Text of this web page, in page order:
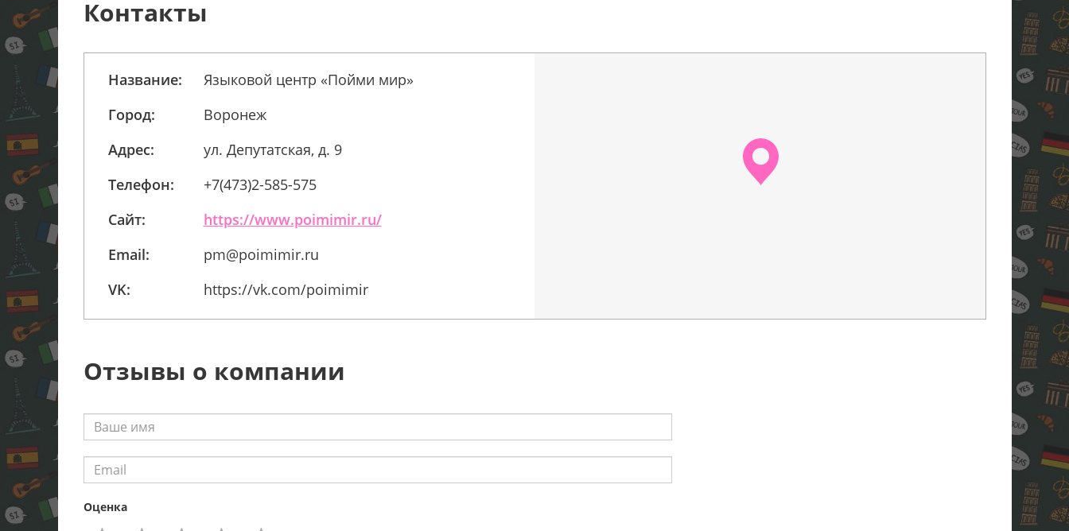
Контакты
Название:
Языковой центр «Пойми мир»
Город:
Воронеж
Адрес:
ул. Депутатская, д. 9
Телефон:
+7(473)2-585-575
Сайт:
https://www.poimimir.ru/
Email:
pm@poimimir.ru
VK:
https://vk.com/poimimir
Отзывы о компании
Оценка